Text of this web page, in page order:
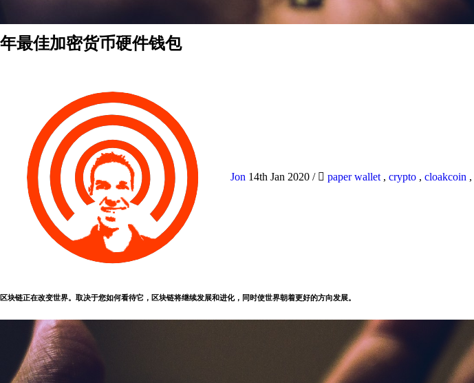
年最佳加密货币硬件钱包
Jon 14th Jan 2020 / paper wallet , crypto , cloakcoin ,
区块链正在改变世界。取决于您如何看待它，区块链将继续发展和进化，同时使世界朝着更好的方向发展。